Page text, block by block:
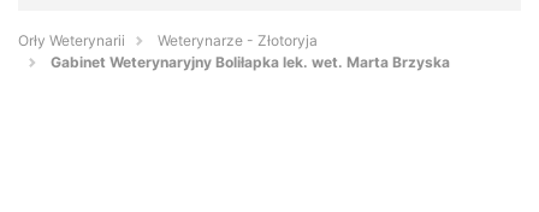
Orły Weterynarii
Weterynarze - Złotoryja
Gabinet Weterynaryjny Boliłapka lek. wet. Marta Brzyska